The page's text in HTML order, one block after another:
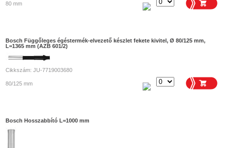
80 mm
Bosch Függőleges égéstermék-elvezető készlet fekete kivitel, Ø 80/125 mm,
L=1365 mm (AZB 601/2)
Cikkszám: JU-7719003680
80/125 mm
Bosch Hosszabbító L=1000 mm